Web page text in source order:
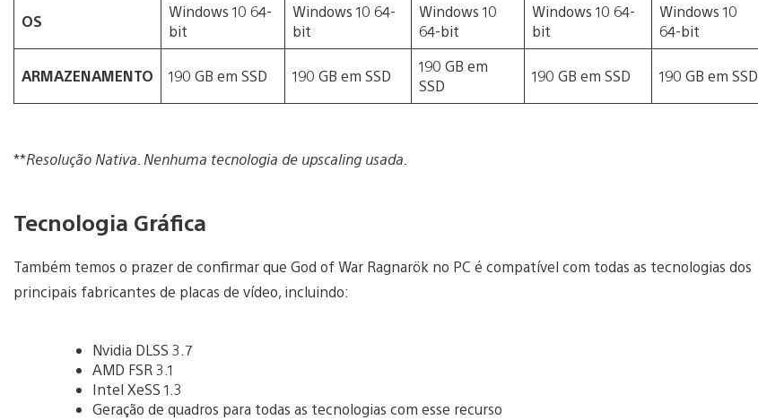
OS
Windows 10 64-
bit
Windows 10 64-
bit
Windows 10
64-bit
Windows 10 64-
bit
Windows 10
64-bit
ARMAZENAMENTO 190 GB em SSD 190 GB em SSD
190 GB em
SSD
190 GB em SSD 190 GB em SSD
**Resolução Nativa. Nenhuma tecnologia de upscaling usada.
Tecnologia Gráfica
Também temos o prazer de confirmar que God of War Ragnarök no PC é compatível com todas as tecnologias dos
principais fabricantes de placas de vídeo, incluindo:
Nvidia DLSS 3.7
AMD FSR 3.1
Intel XeSS 1.3
Geração de quadros para todas as tecnologias com esse recurso